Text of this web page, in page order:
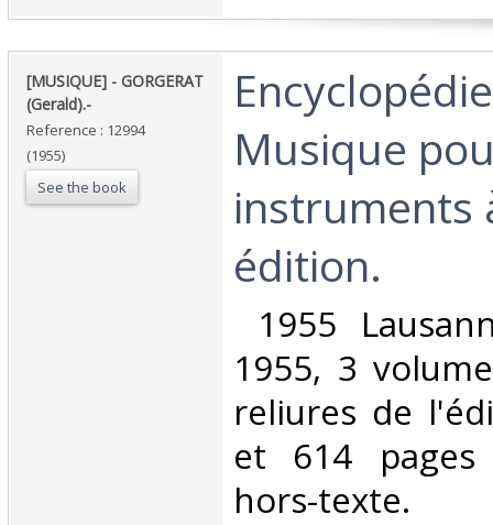
‎[MUSIQUE] - GORGERAT
(Gerald).-‎
Reference : 12994
(1955)
See the book
Musique
instruments
édition.‎
1955
1955, 3
reliures de
et 614
hors-texte. ‎